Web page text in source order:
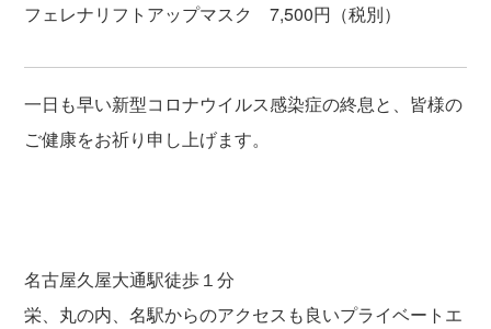
フェレナリフトアップマスク 7,500円（税別）
一日も早い新型コロナウイルス感染症の終息と、皆様の
ご健康をお祈り申し上げます。
名古屋久屋大通駅徒歩１分
栄、丸の内、名駅からのアクセスも良いプライベートエ